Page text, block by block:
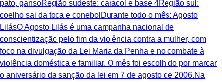
pato, gansoRegião sudeste: caracol e base 4Região sul:
coelho sai da toca e conebolDurante todo o mês: Agosto
LilásO Agosto Lilás é uma campanha nacional de
conscientização pelo fim da violência contra a mulher, com
foco na divulgação da Lei Maria da Penha e no combate à
violência doméstica e familiar. O mês foi escolhido por marcar
o aniversário da sanção da lei em 7 de agosto de 2006.Na